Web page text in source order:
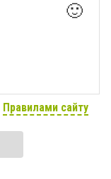
🙂
Правилами сайту